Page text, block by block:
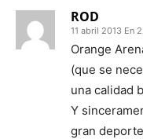
ROD
11 abril 2013 En
Orange
(que se
una calidad
Y
gran